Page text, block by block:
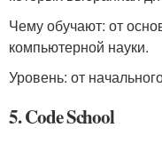
Чему обучают: от
компьютерной науки.
Уровень: от
5. Code School